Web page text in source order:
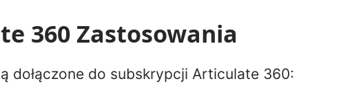
360 Zastosowania
dołączone do subskrypcji Articulate 360: